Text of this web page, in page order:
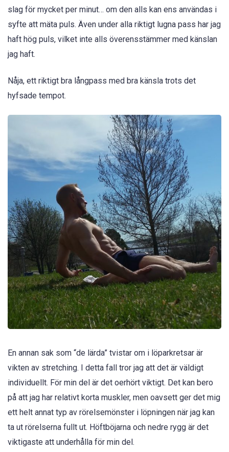
slag för mycket per minut… om den alls kan ens användas i
syfte att mäta puls. Även under alla riktigt lugna pass har jag
haft hög puls, vilket inte alls överensstämmer med känslan
jag haft.
Nåja, ett riktigt bra långpass med bra känsla trots det
hyfsade tempot.
En annan sak som “de lärda” tvistar om i löparkretsar är
vikten av stretching. I detta fall tror jag att det är väldigt
individuellt. För min del är det oerhört viktigt. Det kan bero
på att jag har relativt korta muskler, men oavsett ger det mig
ett helt annat typ av rörelsemönster i löpningen när jag kan
ta ut rörelserna fullt ut. Höftböjarna och nedre rygg är det
viktigaste att underhålla för min del.